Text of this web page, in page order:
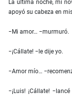
La última noche, mi
apoyó su cabeza en
−Mi amor… −murmuró.
−¡Cállate! −le dije yo.
−Amor mío…
−¡Luis! ¡Cállate!